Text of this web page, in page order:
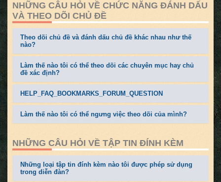
NHỮNG CÂU HỎI VỀ CHỨC NĂNG ĐÁNH DẤU
VÀ THEO DÕI CHỦ ĐỀ
Theo dõi chủ đề và đánh dấu chủ đề khác nhau như thế
nào?
Làm thế nào tôi có thể theo dõi các chuyên mục hay chủ
đề xác định?
HELP_FAQ_BOOKMARKS_FORUM_QUESTION
Làm thế nào tôi có thể ngưng việc theo dõi của mình?
NHỮNG CÂU HỎI VỀ TẬP TIN ĐÍNH KÈM
Những loại tập tin đính kèm nào tôi được phép sử dụng
trong diễn đàn?